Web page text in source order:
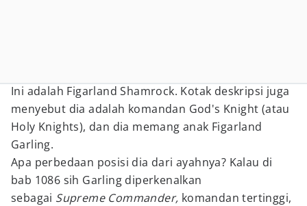
Ini adalah Figarland Shamrock. Kotak deskripsi juga
menyebut dia adalah komandan God's Knight (atau
Holy Knights), dan dia memang anak Figarland
Garling.
Apa perbedaan posisi dia dari ayahnya? Kalau di
bab 1086 sih Garling diperkenalkan
sebagai Supreme Commander, komandan tertinggi,